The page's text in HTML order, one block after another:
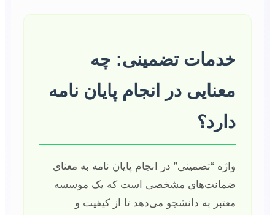
خدمات تضمینی: چه
معنایی در انجام پایان نامه
دارد؟
واژه “تضمینی” در انجام پایان نامه به معنای
ضمانت‌های مشخصی است که یک موسسه
معتبر به دانشجو می‌دهد تا از کیفیت و